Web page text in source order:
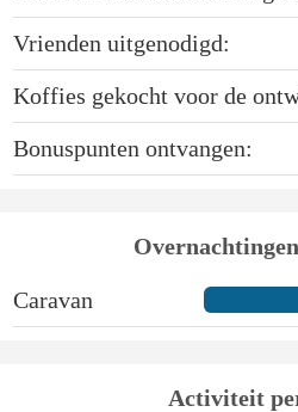
Vrienden uitgenodigd:
Koffies gekocht voor de
Bonuspunten ontvangen:
Caravan
Activiteit